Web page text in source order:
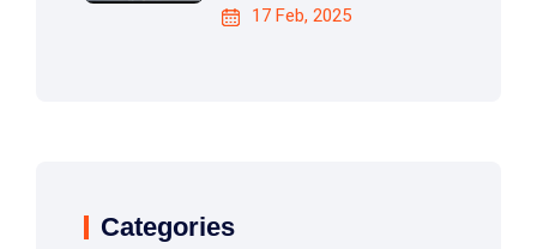
17 Feb, 2025
Categories